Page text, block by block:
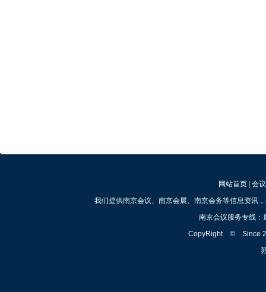
网站首页| 会
我们提供南京会议、南京会展、南京会务等信息资讯
南京会议服务专线：
CopyRight © Since